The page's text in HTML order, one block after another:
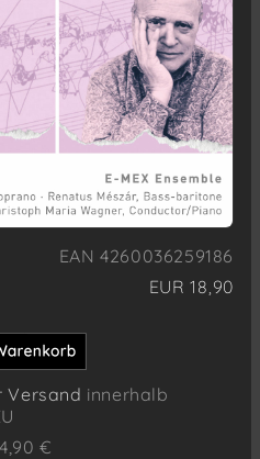
EAN 4260036259186
EUR 18,90
Versand innerhalb
€